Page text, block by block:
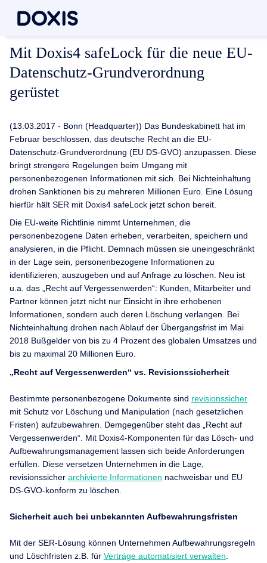
Mit Doxis4 safeLock für die neue EU-
Datenschutz-Grundverordnung
gerüstet
(13.03.2017 - Bonn (Headquarter)) Das Bundeskabinett hat im
Februar beschlossen, das deutsche Recht an die EU-
Datenschutz-Grundverordnung (EU DS-GVO) anzupassen. Diese
bringt strengere Regelungen beim Umgang mit
personenbezogenen Informationen mit sich. Bei Nichteinhaltung
drohen Sanktionen bis zu mehreren Millionen Euro. Eine Lösung
hierfür hält SER mit Doxis4 safeLock jetzt schon bereit.
Die EU-weite Richtlinie nimmt Unternehmen, die
personenbezogene Daten erheben, verarbeiten, speichern und
analysieren, in die Pflicht. Demnach müssen sie uneingeschränkt
in der Lage sein, personenbezogene Informationen zu
identifizieren, auszugeben und auf Anfrage zu löschen. Neu ist
u.a. das „Recht auf Vergessenwerden“: Kunden, Mitarbeiter und
Partner können jetzt nicht nur Einsicht in ihre erhobenen
Informationen, sondern auch deren Löschung verlangen. Bei
Nichteinhaltung drohen nach Ablauf der Übergangsfrist im Mai
2018 Bußgelder von bis zu 4 Prozent des globalen Umsatzes und
bis zu maximal 20 Millionen Euro.
„Recht auf Vergessenwerden“ vs. Revisionssicherheit
Bestimmte personenbezogene Dokumente sind revisionssicher
mit Schutz vor Löschung und Manipulation (nach gesetzlichen
Fristen) aufzubewahren. Demgegenüber steht das „Recht auf
Vergessenwerden“. Mit Doxis4-Komponenten für das Lösch- und
Aufbewahrungsmanagement lassen sich beide Anforderungen
erfüllen. Diese versetzen Unternehmen in die Lage,
revisionssicher archivierte Informationen nachweisbar und EU
DS-GVO-konform zu löschen.
Sicherheit auch bei unbekannten Aufbewahrungsfristen
Mit der SER-Lösung können Unternehmen Aufbewahrungsregeln
und Löschfristen z.B. für Verträge automatisiert verwalten